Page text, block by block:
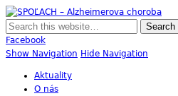
Skupina Príbuzných a Opatrovateľov
Facebook
Show Navigation Hide Navigation
Aktuality
O nás